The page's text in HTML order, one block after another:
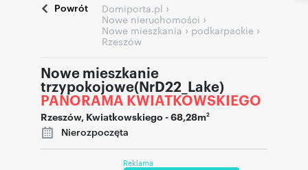
Powrót Domiporta.pl ›
Nowe nieruchomości ›
Nowe mieszkania › podkarpackie ›
Rzeszów
Nowe mieszkanie
trzypokojowe(NrD22_Lake)
PANORAMA KWIATKOWSKIEGO
Rzeszów, Kwiatkowskiego- 68,28m2
Nierozpoczęta
Reklama